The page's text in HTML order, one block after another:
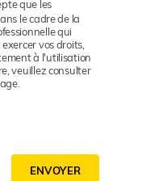
que les
le cadre de la
qui
vos droits,
à l'utilisation
veuillez consulter
ENVOYER